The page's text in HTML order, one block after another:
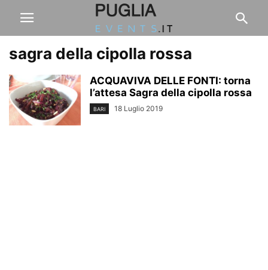
sagra della cipolla rossa
ACQUAVIVA DELLE FONTI: torna
l’attesa Sagra della cipolla rossa
BARI 18 Luglio 2019